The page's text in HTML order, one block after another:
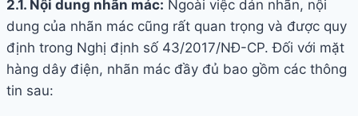
2.1. Nội dung nhãn mác: Ngoài việc dán nhãn, nội
dung của nhãn mác cũng rất quan trọng và được quy
định trong Nghị định số 43/2017/NĐ-CP. Đối với mặt
hàng dây điện, nhãn mác đầy đủ bao gồm các thông
tin sau: